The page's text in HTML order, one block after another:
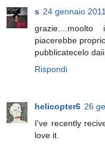
s 24 gennaio
piacerebbe
pubblicatecelo
Rispondi
helicopter6 26
I've recently
love it.